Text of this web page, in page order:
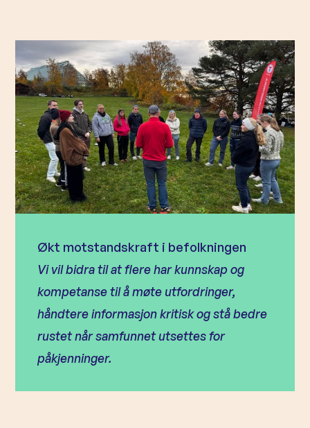
Økt motstandskraft i befolkningen
Vi vil bidra til at flere har kunnskap og
kompetanse til å møte utfordringer,
håndtere informasjon kritisk og stå bedre
rustet når samfunnet utsettes for
påkjenninger.